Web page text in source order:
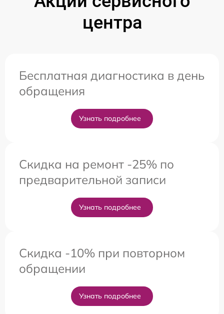
центра
Бесплатная диагностика в день
обращения
Узнать подробнее
Скидка на ремонт -25% по
предварительной записи
Узнать подробнее
Скидка -10% при повторном
обращении
Узнать подробнее